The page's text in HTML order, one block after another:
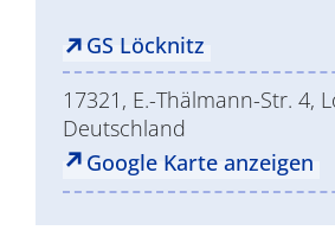
GS Löcknitz
17321, E.-Thälmann-Str. 4,
Deutschland
Google Karte anzeigen